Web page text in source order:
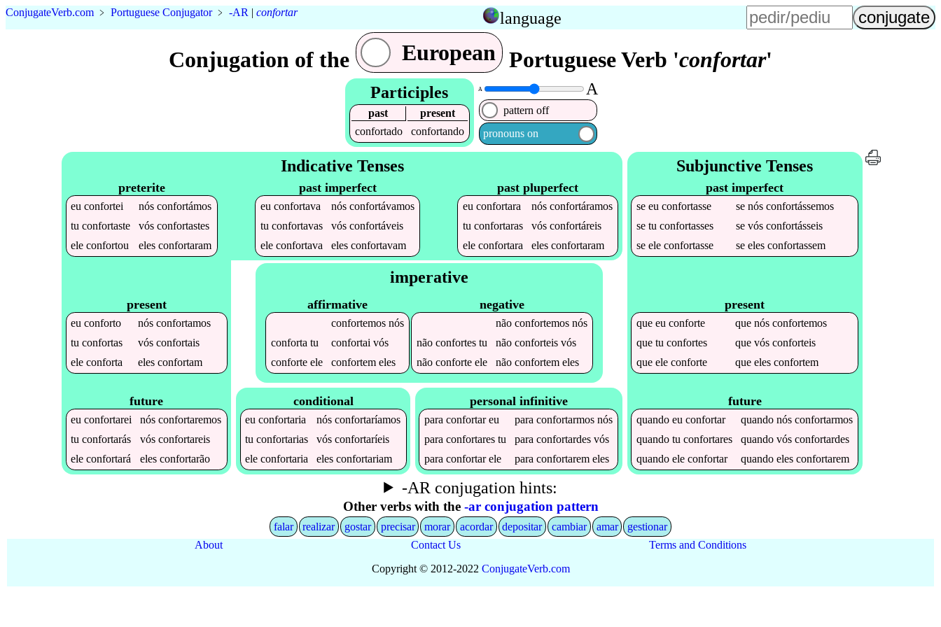
ConjugateVerb.com ﹥ Portuguese Conjugator﹥ -AR | confortar language
Conjugation of the European Portuguese Verb 'confortar'
Participles
past
present
confortado
confortando
A A
pattern off
pronouns on
Indicative Tenses
preterite
euconfortei nósconfortámos
tuconfortaste vósconfortastes
eleconfortou elesconfortaram
past imperfect
eu confortava nós confortávamos
tu confortavas vós confortáveis
ele confortava eles confortavam
past pluperfect
euconfortara nósconfortáramos
tuconfortaras vósconfortáreis
eleconfortara elesconfortaram
present
euconforto nósconfortamos
tuconfortas vósconfortais
eleconforta elesconfortam
future
euconfortarei nósconfortaremos
tuconfortarás vósconfortareis
eleconfortará elesconfortarão
imperative
affirmative
confortemosnós
conforta tu confortai vós
conforteele confortemeles
negative
não confortemosnós
não confortestu não conforteisvós
não conforteele não confortemeles
conditional
euconfortaria nósconfortaríamos
tuconfortarias vósconfortaríeis
eleconfortaria elesconfortariam
personal infinitive
paraconfortareu paraconfortarmos nós
paraconfortares tu paraconfortardes vós
paraconfortarele paraconfortarem eles
Subjunctive Tenses
past imperfect
seeuconfortasse senósconfortássemos
setuconfortasses sevósconfortásseis
seeleconfortasse seelesconfortassem
present
queeuconforte quenósconfortemos
quetuconfortes quevósconforteis
queeleconforte queelesconfortem
future
quandoeuconfortar quandonósconfortarmos
quandotuconfortares quandovósconfortardes
quandoeleconfortar quandoelesconfortarem
-AR conjugation hints:
Other verbs with the -ar conjugation pattern
falar realizar gostar precisar morar acordar depositar cambiar amar
gestionar
About
Contact Us
Terms and Conditions
Copyright © 2012-2022 ConjugateVerb.com